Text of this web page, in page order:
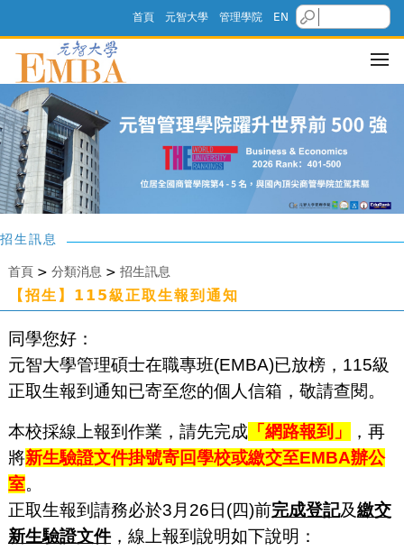
首頁 元智大學 管理學院 EN
招生訊息
首頁> 分類消息 > 招生訊息
【招生】115級正取生報到通知
同學您好：
元智大學管理碩士在職專班(EMBA)已放榜，115級
正取生報到通知已寄至您的個人信箱，敬請查閱。
本校採線上報到作業，請先完成「網路報到」
，再
將新生驗證文件掛號寄回學校或繳交至EMBA辦公
室。
正取生報到請務必於3月26日(四)前完成登記及繳交
新生驗證文件，線上報到說明如下說明：